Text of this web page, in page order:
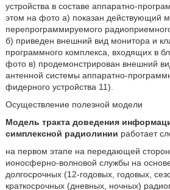
устройства в составе аппаратно-
этом на фото а) показан действующий
перепрограммируемого
б) приведен внешний вид монитора и
программного комплекса, входящих в
фото в) продемонстрирован внешний
антенной системы аппаратно-
фидерного устройства 11).
Осуществление полезной модели
Модель тракта доведения
симплексной радиолинии работает
на первом этапе на передающей
ионосферно-волновой службы на
долгосрочных (12-годовых, годовых,
краткосрочных (дневных, ночных)